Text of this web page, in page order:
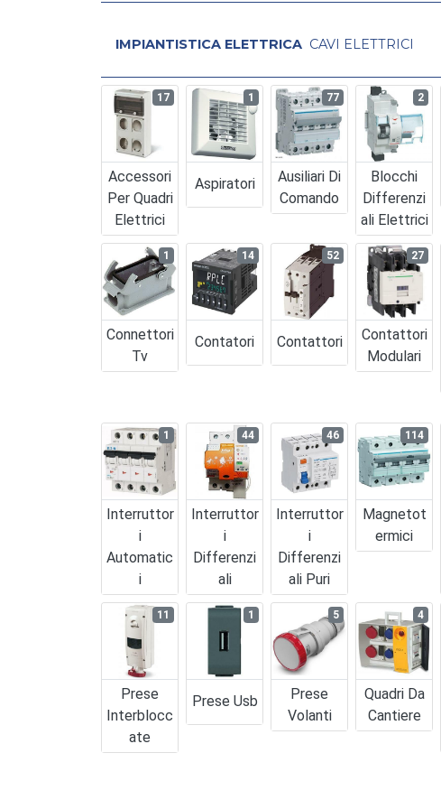
IMPIANTISTICA ELETTRICA CAVI ELETTRICI
Accessori
Per Quadri
Elettrici
17
Aspiratori
1
Ausiliari Di
Comando
77
Blocchi
Differenzi
Ali Elettrici
2
Connettori
Tv
1
Contatori
14
Contattori
52
Contattori
Modulari
27
Interruttor
I
Automatic
I
1
Interruttor
I
Differenzi
Ali
44
Interruttor
I
Differenzi
Ali Puri
46
Magnetot
Ermici
114
Prese
Interblocc
Ate
11
Prese Usb
1
Prese
Volanti
5
Quadri Da
Cantiere
4